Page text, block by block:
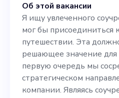
будете
роль в
решений.
области
интеллекта и
Об этой вакансии
Я ищу увлеченного
мог бы присоединиться
путешествии. Эта
решающее значение для
первую очередь мы
стратегическом
компании. Являясь